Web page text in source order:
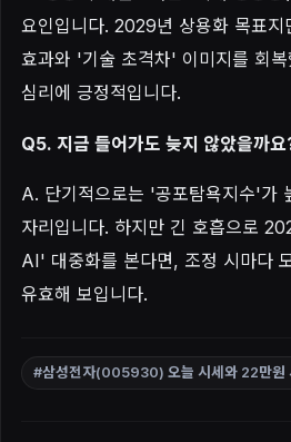
요인입니다. 2029년 상용화 목표지
효과와 '기술 초격차' 이미지를 회
심리에 긍정적입니다.
Q5. 지금 들어가도 늦지 않았을까요
A. 단기적으로는 '공포탐욕지수'가
자리입니다. 하지만 긴 호흡으로
AI' 대중화를 본다면, 조정 시마다
유효해 보입니다.
#삼성전자(005930) 오늘 시세와 22만원